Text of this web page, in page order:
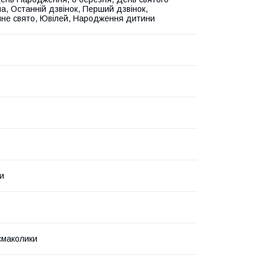
Останній дзвінок, Перший дзвінок,
свято, Ювілей, Народження дитини